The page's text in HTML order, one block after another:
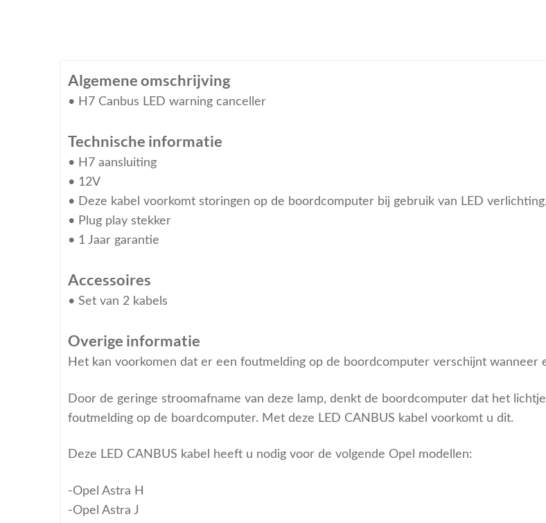
Algemene omschrijving
• H7 Canbus LED warning canceller
Technische informatie
• H7 aansluiting
• 12V
• Deze kabel voorkomt storingen op de boordcomputer bij gebruik van LED verlichting.
• Plug play stekker
• 1 Jaar garantie
Accessoires
• Set van 2 kabels
Overige informatie
Het kan voorkomen dat er een foutmelding op de boordcomputer verschijnt wanneer
Door de geringe stroomafname van deze lamp, denkt de boordcomputer dat het
foutmelding op de boardcomputer. Met deze LED CANBUS kabel voorkomt u dit.
Deze LED CANBUS kabel heeft u nodig voor de volgende Opel modellen:
-Opel Astra H
-Opel Astra J